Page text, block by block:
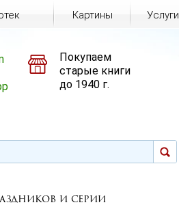
и серии
Картины Услуги
Покупаем
старые книги
до 1940 г.